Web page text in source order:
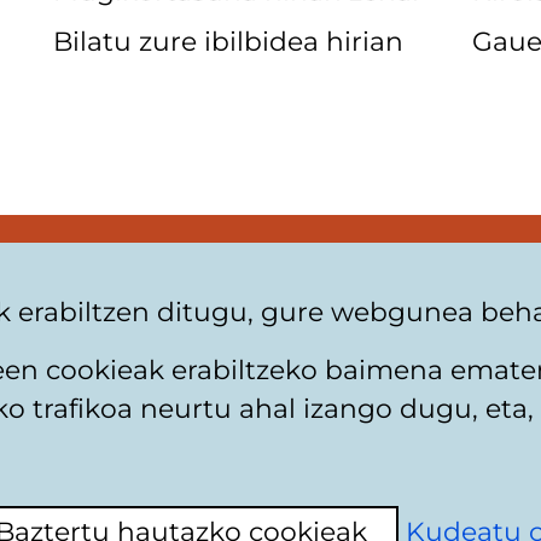
Bilatu zure ibilbidea hirian
Congresos Europa
erabiltzen ditugu, gure webgunea
cookieak erabiltzeko baimena
trafikoa neurtu ahal izango dugu,
hautazko cookieak Kudeatu